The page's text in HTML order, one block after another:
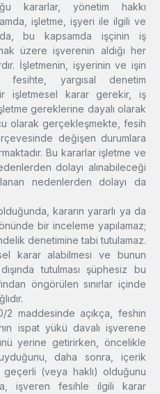
kararlar, yönetim hakkı
işletme, işyeri ile ilgili ve
bu kapsamda işçinin iş
üzere işverenin aldığı her
İşletmenin, işyerinin ve işin
fesihte, yargısal denetim
işletmesel karar gerekir, iş
gereklerine dayalı olarak
olarak gerçekleşmekte, fesih
değişen durumlara
Bu kararlar işletme ve
dolayı alınabileceği
nedenlerden dolayı da
kararın yararlı ya da
bir inceleme yapılamaz;
denetimine tabi tutulamaz.
karar alabilmesi ve bunun
tutulması şüphesiz bu
öngörülen sınırlar içinde
2 maddesinde açıkça, feshin
ispat yükü davalı işverene
yerine getirirken, öncelikle
daha sonra, içerik
(veya haklı) olduğunu
işveren fesihle ilgili karar